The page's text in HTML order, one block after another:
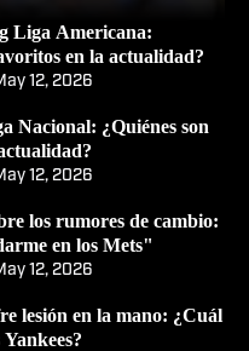
Liga Americana:
en la actualidad?
12, 2026
Nacional: ¿Quiénes son
12, 2026
los rumores de cambio:
en los Mets"
12, 2026
lesión en la mano: ¿Cuál
Yankees?